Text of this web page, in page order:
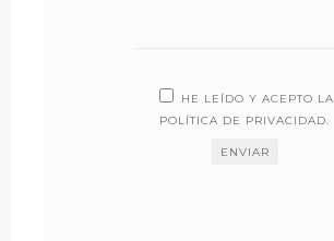
HE LEÍDO Y ACEPTO LA
POLÍTICA DE PRIVACIDAD.